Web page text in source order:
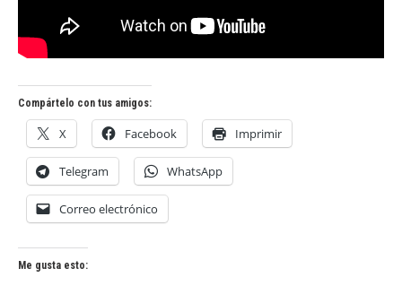
Compártelo con tus amigos:
X Facebook Imprimir
Telegram WhatsApp
Correo electrónico
Me gusta esto: